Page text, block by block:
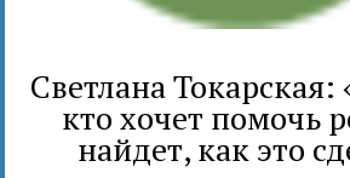
Светлана
кто хочет помочь
найдет, как это